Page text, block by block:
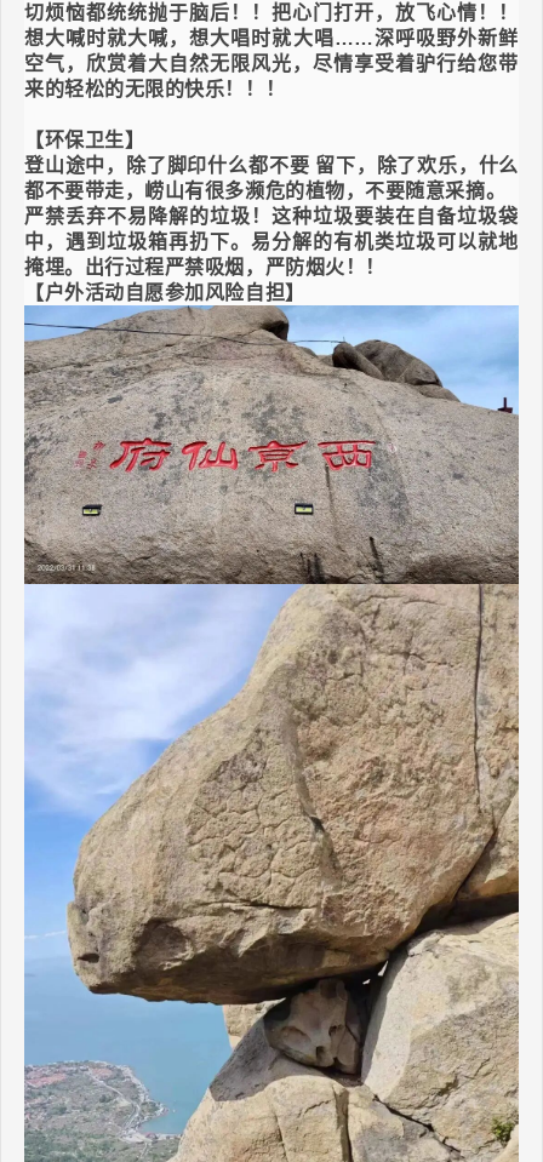
切烦恼都统统抛于脑后！！把心门打开，放飞心情！！
想大喊时就大喊，想大唱时就大唱……深呼吸野外新鲜
空气，欣赏着大自然无限风光，尽情享受着驴行给您带
来的轻松的无限的快乐！！！
【环保卫生】
登山途中，除了脚印什么都不要 留下，除了欢乐，什么
都不要带走，崂山有很多濒危的植物，不要随意采摘。
严禁丢弃不易降解的垃圾！这种垃圾要装在自备垃圾袋
中，遇到垃圾箱再扔下。易分解的有机类垃圾可以就地
掩埋。出行过程严禁吸烟，严防烟火！！
【户外活动自愿参加风险自担】